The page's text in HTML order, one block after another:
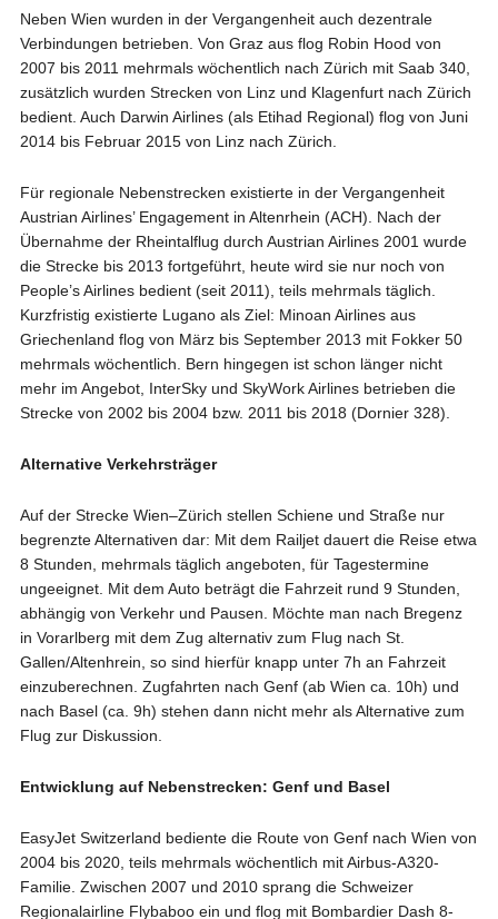
Neben Wien wurden in der Vergangenheit auch dezentrale
Verbindungen betrieben. Von Graz aus flog Robin Hood von
2007 bis 2011 mehrmals wöchentlich nach Zürich mit Saab 340,
zusätzlich wurden Strecken von Linz und Klagenfurt nach Zürich
bedient. Auch Darwin Airlines (als Etihad Regional) flog von Juni
2014 bis Februar 2015 von Linz nach Zürich.
Für regionale Nebenstrecken existierte in der Vergangenheit
Austrian Airlines’ Engagement in Altenrhein (ACH). Nach der
Übernahme der Rheintalflug durch Austrian Airlines 2001 wurde
die Strecke bis 2013 fortgeführt, heute wird sie nur noch von
People’s Airlines bedient (seit 2011), teils mehrmals täglich.
Kurzfristig existierte Lugano als Ziel: Minoan Airlines aus
Griechenland flog von März bis September 2013 mit Fokker 50
mehrmals wöchentlich. Bern hingegen ist schon länger nicht
mehr im Angebot, InterSky und SkyWork Airlines betrieben die
Strecke von 2002 bis 2004 bzw. 2011 bis 2018 (Dornier 328).
Alternative Verkehrsträger
Auf der Strecke Wien–Zürich stellen Schiene und Straße nur
begrenzte Alternativen dar: Mit dem Railjet dauert die Reise etwa
8 Stunden, mehrmals täglich angeboten, für Tagestermine
ungeeignet. Mit dem Auto beträgt die Fahrzeit rund 9 Stunden,
abhängig von Verkehr und Pausen. Möchte man nach Bregenz
in Vorarlberg mit dem Zug alternativ zum Flug nach St.
Gallen/Altenhrein, so sind hierfür knapp unter 7h an Fahrzeit
einzuberechnen. Zugfahrten nach Genf (ab Wien ca. 10h) und
nach Basel (ca. 9h) stehen dann nicht mehr als Alternative zum
Flug zur Diskussion.
Entwicklung auf Nebenstrecken: Genf und Basel
EasyJet Switzerland bediente die Route von Genf nach Wien von
2004 bis 2020, teils mehrmals wöchentlich mit Airbus-A320-
Familie. Zwischen 2007 und 2010 sprang die Schweizer
Regionalairline Flybaboo ein und flog mit Bombardier Dash 8-